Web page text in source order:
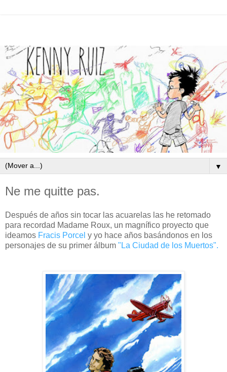
▼
Ne me quitte pas.
Después de años sin tocar las acuarelas las he retomado
para recordad Madame Roux, un magnífico proyecto que
ideamos Fracis Porcel y yo hace años basándonos en los
personajes de su primer álbum "La Ciudad de los Muertos".